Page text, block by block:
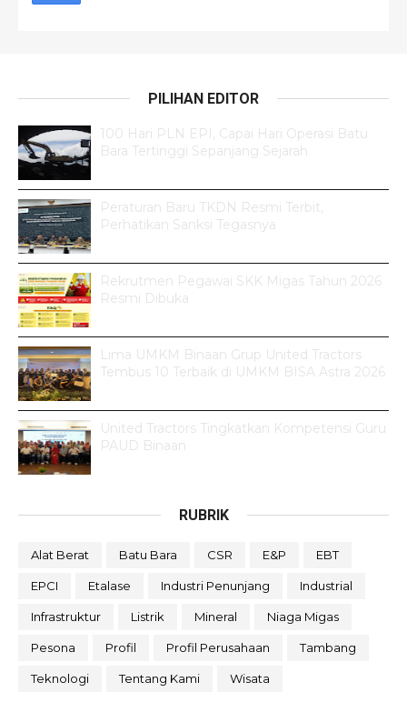
PILIHAN EDITOR
100 Hari PLN EPI, Capai Hari Operasi Batu
Bara Tertinggi Sepanjang Sejarah
Peraturan Baru TKDN Resmi Terbit,
Perhatikan Sanksi Tegasnya
Rekrutmen Pegawai SKK Migas Tahun 2026
Resmi Dibuka
Lima UMKM Binaan Grup United Tractors
Tembus 10 Terbaik di UMKM BISA Astra 2026
United Tractors Tingkatkan Kompetensi Guru
PAUD Binaan
RUBRIK
Alat Berat Batu Bara CSR E&P EBT
EPCI Etalase Industri Penunjang Industrial
Infrastruktur Listrik Mineral Niaga Migas
Pesona Profil Profil Perusahaan Tambang
Teknologi Tentang Kami Wisata